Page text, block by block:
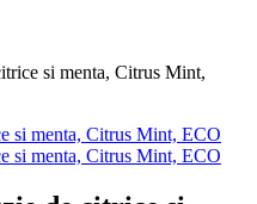
si menta, Citrus Mint,